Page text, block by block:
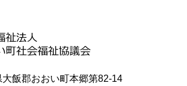
飯郡おおい町本郷第82-14